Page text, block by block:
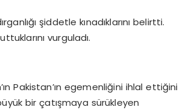
şiddetle kınadıklarını belirtti.
vurguladı.
Pakistan’ın egemenliğini ihlal ettiğini
bir çatışmaya sürükleyen